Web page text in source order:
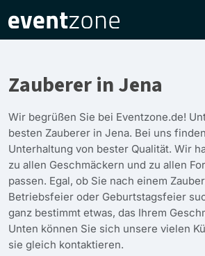
Zauberer in Jena
Wir begrüßen Sie bei Eventzone.de!
besten Zauberer in Jena. Bei uns
Unterhaltung von bester Qualität. Wir
zu allen Geschmäckern und zu allen
passen. Egal, ob Sie nach einem
Betriebsfeier oder Geburtstagsfeier
ganz bestimmt etwas, das Ihrem
Unten können Sie sich unsere vielen
sie gleich kontaktieren.